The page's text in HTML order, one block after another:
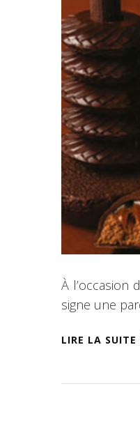
À l’occasion
signe une
LIRE LA SUITE